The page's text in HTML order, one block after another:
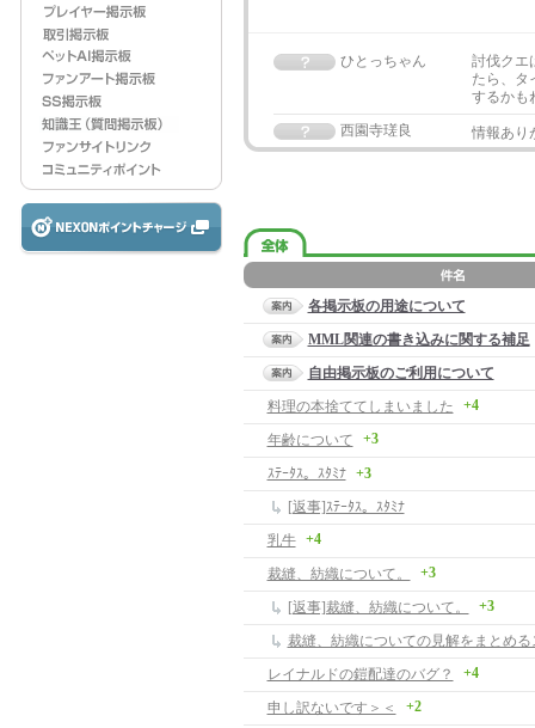
ひとっちゃん
討伐クエ
たら、タ
するかも
西園寺瑳良
情報あり
各掲示板の用途について
MML関連の書き込みに関する補足
自由掲示板のご利用について
料理の本捨ててしまいました
+4
年齢について +3
ｽﾃｰﾀｽ。ｽﾀﾐﾅ
+3
[返事]ｽﾃｰﾀｽ。ｽﾀﾐﾅ
乳牛
+4
裁縫、紡織について。 +3
[返事]裁縫、紡織について。 +3
裁縫、紡織についての見解をまとめる
レイナルドの鎧配達のバグ？
+4
申し訳ないです＞＜ +2